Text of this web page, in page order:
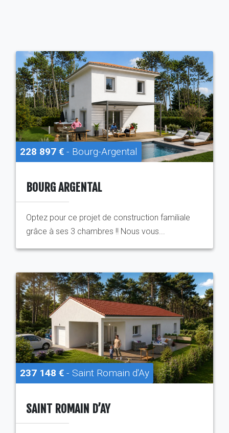
228 897 € - Bourg-Argental
BOURG ARGENTAL
Optez pour ce projet de construction familiale
grâce à ses 3 chambres !! Nous vous...
237 148 € - Saint Romain d'Ay
SAINT ROMAIN D’AY